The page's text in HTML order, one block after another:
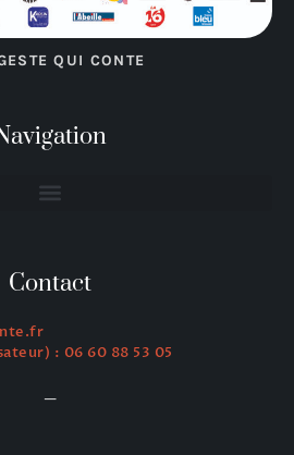
QUI CONTE
Contact
: 06 60 88 53 05
—